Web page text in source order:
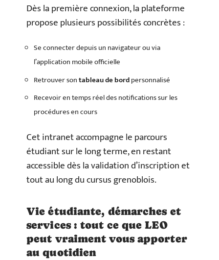
Dès la première connexion, la plateforme
propose plusieurs possibilités concrètes :
Se connecter depuis un navigateur ou via
l’application mobile officielle
Retrouver sontableau de bordpersonnalisé
Recevoir en temps réel des notifications sur les
procédures en cours
Cet intranet accompagne le parcours
étudiant sur le long terme, en restant
accessible dès la validation d’inscription et
tout au long du cursus grenoblois.
Vie étudiante, démarches et
services : tout ce que LEO
peut vraiment vous apporter
au quotidien